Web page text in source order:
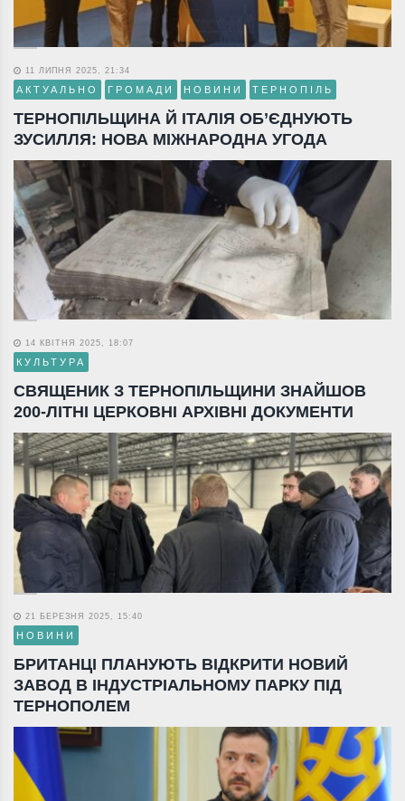
11 ЛИПНЯ 2025, 21:34
АКТУАЛЬНО ГРОМАДИ НОВИНИ ТЕРНОПІЛЬ
ТЕРНОПІЛЬЩИНА Й ІТАЛІЯ ОБ’ЄДНУЮТЬ
ЗУСИЛЛЯ: НОВА МІЖНАРОДНА УГОДА
14 КВІТНЯ 2025, 18:07
КУЛЬТУРА
СВЯЩЕНИК З ТЕРНОПІЛЬЩИНИ ЗНАЙШОВ
200-ЛІТНІ ЦЕРКОВНІ АРХІВНІ ДОКУМЕНТИ
21 БЕРЕЗНЯ 2025, 15:40
НОВИНИ
БРИТАНЦІ ПЛАНУЮТЬ ВІДКРИТИ НОВИЙ
ЗАВОД В ІНДУСТРІАЛЬНОМУ ПАРКУ ПІД
ТЕРНОПОЛЕМ